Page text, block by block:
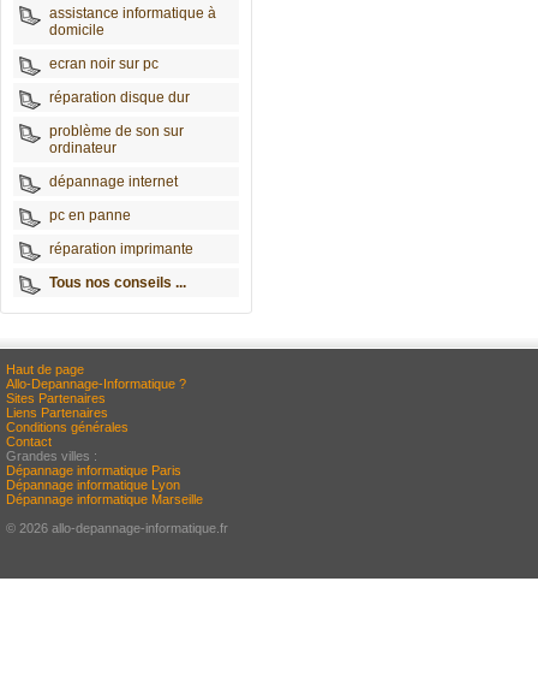
assistance informatique à
domicile
ecran noir sur pc
réparation disque dur
problème de son sur
ordinateur
dépannage internet
pc en panne
réparation imprimante
Tous nos conseils ...
Haut de page
Allo-Depannage-Informatique ?
Sites Partenaires
Liens Partenaires
Conditions générales
Contact
Grandes villes :
Dépannage informatique Paris
Dépannage informatique Lyon
Dépannage informatique Marseille
© 2026 allo-depannage-informatique.fr